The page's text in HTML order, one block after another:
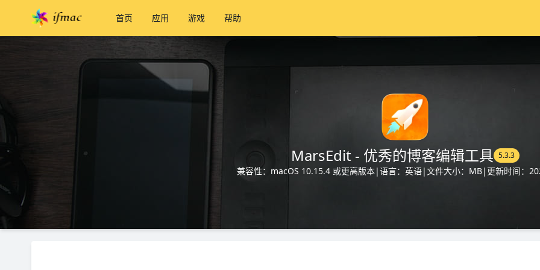
首页 应用 游戏 帮助
MarsEdit - 优秀的博客编辑工具 5.3.3
兼容性：macOS 10.15.4 或更高版本|语言：英语|文件大小：MB| 更新时间：